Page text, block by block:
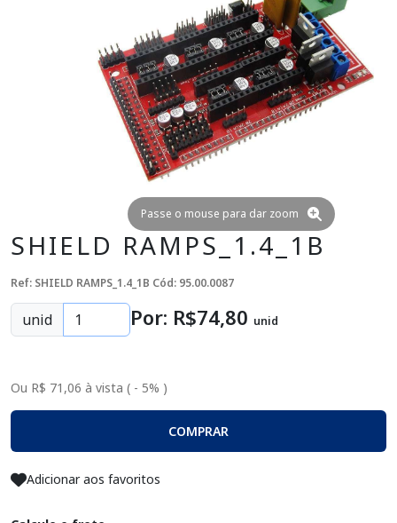
Passe o mouse para dar zoom
SHIELD RAMPS_1.4_1B
Ref: SHIELD RAMPS_1.4_1B Cód: 95.00.0087
unid Por: R$74,80 unid
Ou R$ 71,06 à vista ( - 5% )
COMPRAR
Adicionar aos favoritos